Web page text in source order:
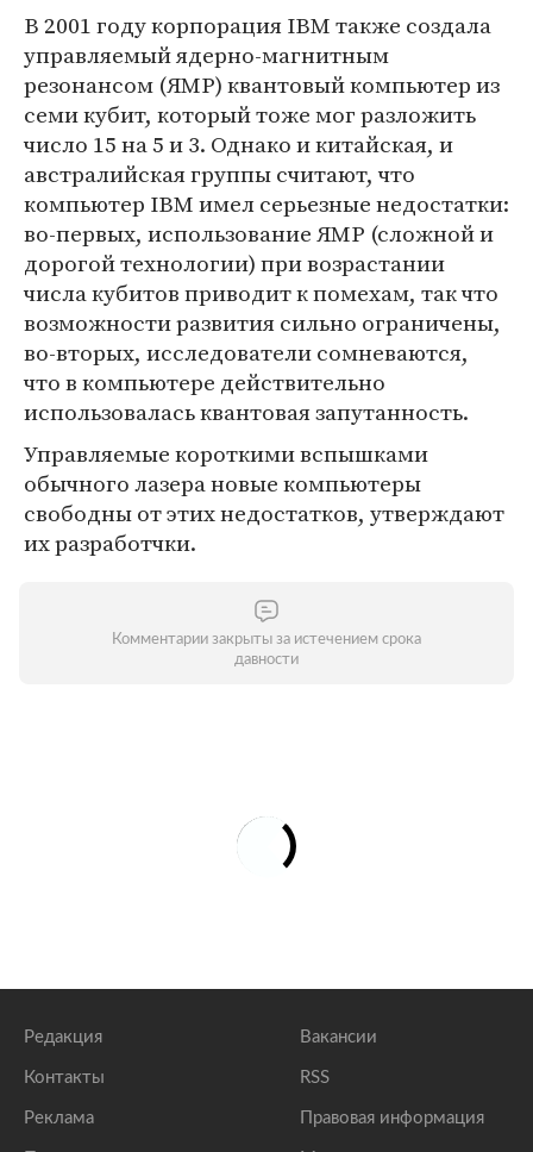
В 2001 году корпорация IBM также создала
управляемый ядерно-магнитным
резонансом (ЯМР) квантовый компьютер из
семи кубит, который тоже мог разложить
число 15 на 5 и 3. Однако и китайская, и
австралийская группы считают, что
компьютер IBM имел серьезные недостатки:
во-первых, использование ЯМР (сложной и
дорогой технологии) при возрастании
числа кубитов приводит к помехам, так что
возможности развития сильно ограничены,
во-вторых, исследователи сомневаются,
что в компьютере действительно
использовалась квантовая запутанность.
Управляемые короткими вспышками
обычного лазера новые компьютеры
свободны от этих недостатков, утверждают
их разработчки.
Комментарии закрыты за истечением срока
давности
Редакция
Контакты
Реклама
Вакансии
RSS
Правовая информация